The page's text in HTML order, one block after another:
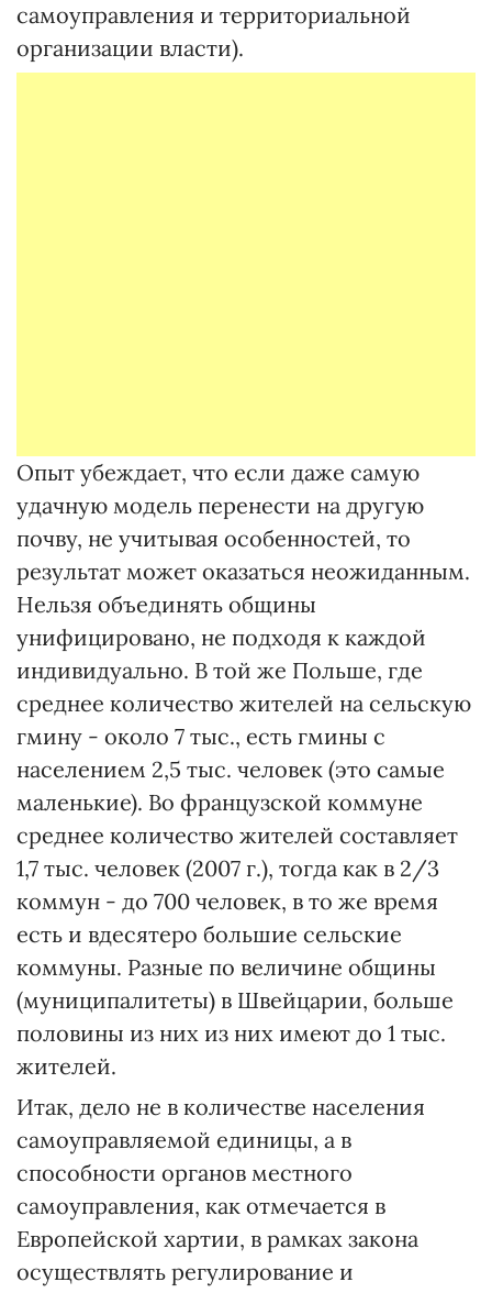
самоуправления и территориальной
организации власти).
Опыт убеждает, что если даже самую
удачную модель перенести на другую
почву, не учитывая особенностей, то
результат может оказаться неожиданным.
Нельзя объединять общины
унифицировано, не подходя к каждой
индивидуально. В той же Польше, где
среднее количество жителей на сельскую
гмину - около 7 тыс., есть гмины с
населением 2,5 тыс. человек (это самые
маленькие). Во французской коммуне
среднее количество жителей составляет
1,7 тыс. человек (2007 г.), тогда как в 2/3
коммун - до 700 человек, в то же время
есть и вдесятеро большие сельские
коммуны. Разные по величине общины
(муниципалитеты) в Швейцарии, больше
половины из них из них имеют до 1 тыс.
жителей.
Итак, дело не в количестве населения
самоуправляемой единицы, а в
способности органов местного
самоуправления, как отмечается в
Европейской хартии, в рамках закона
осуществлять регулирование и